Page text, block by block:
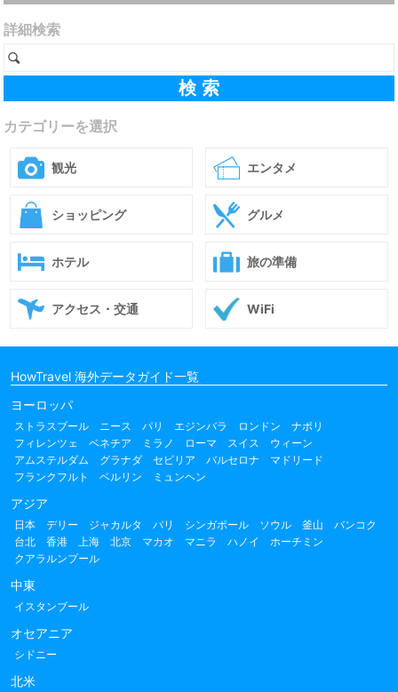
詳細検索
カテゴリーを選択
観光 エンタメ
ショッピング グルメ
ホテル 旅の準備
アクセス・交通 WiFi
HowTravel 海外データガイド一覧
ヨーロッパ
ストラスブール ニース パリ エジンバラ ロンドン
ナポリ
フィレンツェ
ベネチア ミラノ ローマ スイス
ウィーン
アムステルダム
グラナダ セビリア バルセロナ
マドリード
フランクフルト
ベルリン ミュンヘン
アジア
日本 デリー ジャカルタ バリ シンガポール ソウル 釜山
バンコク
台北
香港 上海 北京 マカオ マニラ ハノイ
ホーチミン
クアラルンプール
中東
イスタンブール
オセアニア
シドニー
北米